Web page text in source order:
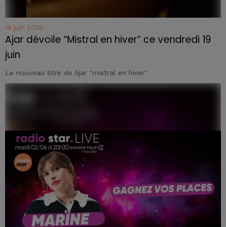
19 juin 2026
Ajar dévoile “Mistral en hiver” ce vendredi 19
juin
Le nouveau titre de Ajar "mistral en hiver"